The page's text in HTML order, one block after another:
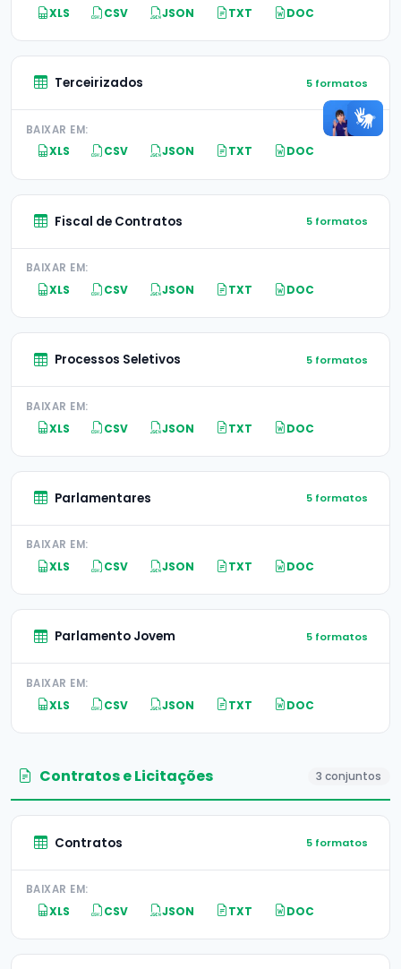
XLS CSV JSON TXT DOC
Terceirizados 5 formatos
BAIXAR EM:
XLS CSV JSON TXT DOC
Fiscal de Contratos 5 formatos
BAIXAR EM:
XLS CSV JSON TXT DOC
Processos Seletivos 5 formatos
BAIXAR EM:
XLS CSV JSON TXT DOC
Parlamentares 5 formatos
BAIXAR EM:
XLS CSV JSON TXT DOC
Parlamento Jovem 5 formatos
BAIXAR EM:
XLS CSV JSON TXT DOC
Contratos e Licitações 3 conjuntos
Contratos 5 formatos
BAIXAR EM:
XLS CSV JSON TXT DOC